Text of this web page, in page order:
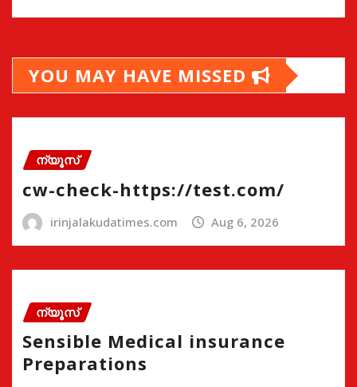
YOU MAY HAVE MISSED
ന്യൂസ്
cw-check-https://test.com/
irinjalakudatimes.com Aug 6, 2026
ന്യൂസ്
Sensible Medical insurance
Preparations